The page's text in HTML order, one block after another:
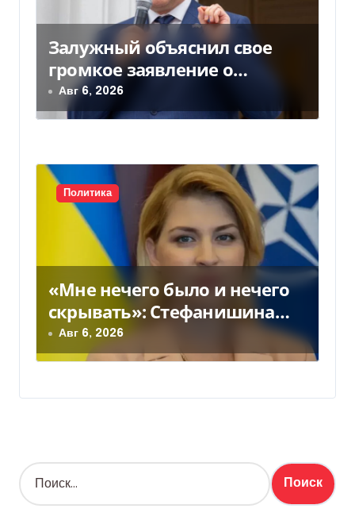
Залужный объяснил свое
громкое заявление о
вступлении Украины в НАТО
Авг 6, 2026
Политика
«Мне нечего было и нечего
скрывать»: Стефанишина
прокомментировала новое
подозрение
Авг 6, 2026
Н
а